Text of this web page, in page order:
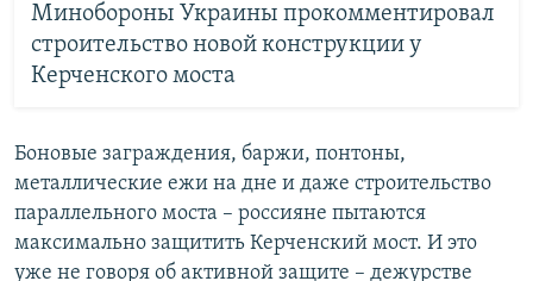
Минобороны Украины прокомментировал
строительство новой конструкции у
Керченского моста
Боновые заграждения, баржи, понтоны,
металлические ежи на дне и даже строительство
параллельного моста – россияне пытаются
максимально защитить Керченский мост. И это
уже не говоря об активной защите – дежурстве